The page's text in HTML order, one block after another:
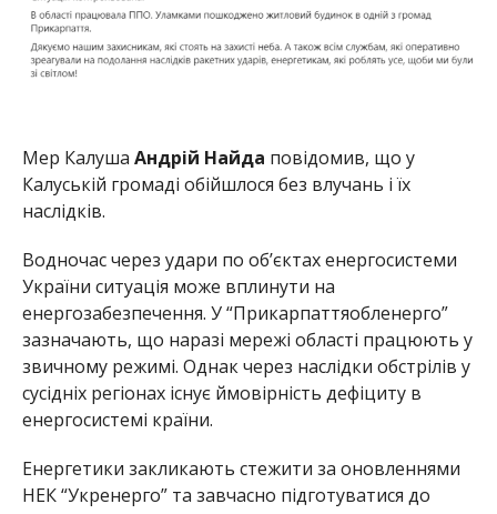
Мер Калуша Андрій Найда повідомив, що у
Калуській громаді обійшлося без влучань і їх
наслідків.
Водночас через удари по об’єктах енергосистеми
України ситуація може вплинути на
енергозабезпечення. У “Прикарпаттяобленерго”
зазначають, що наразі мережі області працюють у
звичному режимі. Однак через наслідки обстрілів у
сусідніх регіонах існує ймовірність дефіциту в
енергосистемі країни.
Енергетики закликають стежити за оновленнями
НЕК “Укренерго” та завчасно підготуватися до